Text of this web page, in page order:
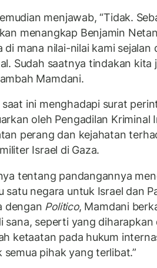
menjawab,“Tidak.
menangkap Benjamin
di mana nilai-nilai kami sejalan
Sudah saatnya tindakan kita
Mamdani.
ini menghadapi surat
oleh Pengadilan Kriminal
perang dan kejahatan
Israel di Gaza.
tentang pandangannya
satu negara untuk Israel dan
dengan Politico, Mamdani
sana, seperti yang diharapkan
ketaatan pada hukum
semua pihak yang terlibat.”